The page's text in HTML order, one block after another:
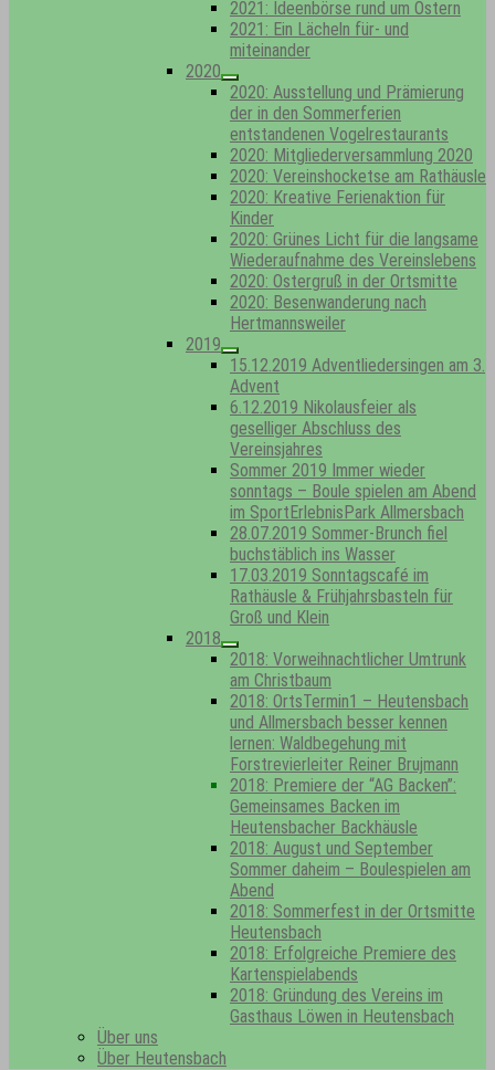
sub
menu
2021: Ideenbörse rund um Ostern
2021: Ein Lächeln für- und
miteinander
2020
Show
sub
menu
2020: Ausstellung und Prämierung
der in den Sommerferien
entstandenen Vogelrestaurants
2020: Mitgliederversammlung 2020
2020: Vereinshocketse am Rathäusle
2020: Kreative Ferienaktion für
Kinder
2020: Grünes Licht für die langsame
Wiederaufnahme des Vereinslebens
2020: Ostergruß in der Ortsmitte
2020: Besenwanderung nach
Hertmannsweiler
2019
Show
sub
menu
15.12.2019 Adventliedersingen am 3.
Advent
6.12.2019 Nikolausfeier als
geselliger Abschluss des
Vereinsjahres
Sommer 2019 Immer wieder
sonntags – Boule spielen am Abend
im SportErlebnisPark Allmersbach
28.07.2019 Sommer-Brunch fiel
buchstäblich ins Wasser
17.03.2019 Sonntagscafé im
Rathäusle & Frühjahrsbasteln für
Groß und Klein
2018
Show
sub
menu
2018: Vorweihnachtlicher Umtrunk
am Christbaum
2018: OrtsTermin1 – Heutensbach
und Allmersbach besser kennen
lernen: Waldbegehung mit
Forstrevierleiter Reiner Brujmann
2018: Premiere der “AG Backen”:
Gemeinsames Backen im
Heutensbacher Backhäusle
2018: August und September
Sommer daheim – Boulespielen am
Abend
2018: Sommerfest in der Ortsmitte
Heutensbach
2018: Erfolgreiche Premiere des
Kartenspielabends
2018: Gründung des Vereins im
Gasthaus Löwen in Heutensbach
Über uns
Über Heutensbach